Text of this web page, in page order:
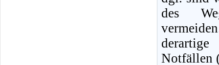
des
Notfällen